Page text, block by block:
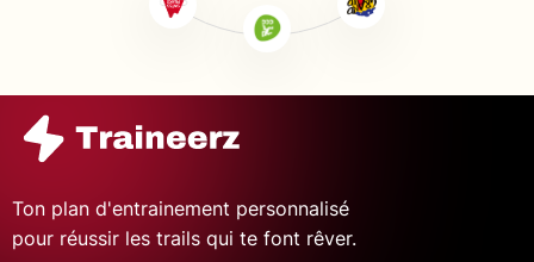
Ton plan d'entrainement personnalisé
pour réussir les trails qui te font rêver.